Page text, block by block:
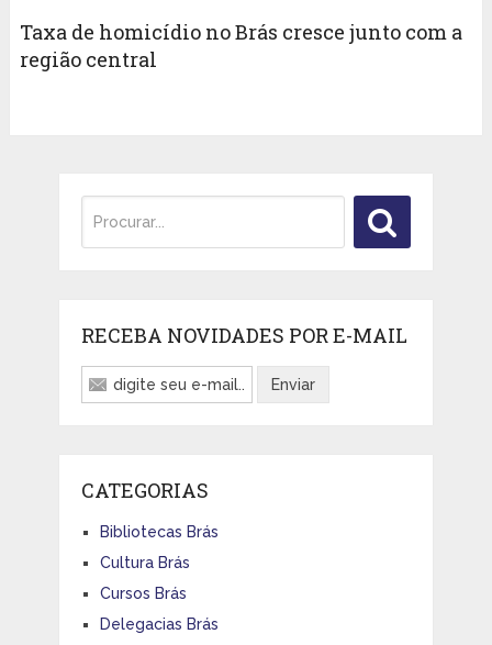
Taxa de homicídio no Brás cresce junto com a
região central
RECEBA NOVIDADES POR E-MAIL
CATEGORIAS
Bibliotecas Brás
Cultura Brás
Cursos Brás
Delegacias Brás